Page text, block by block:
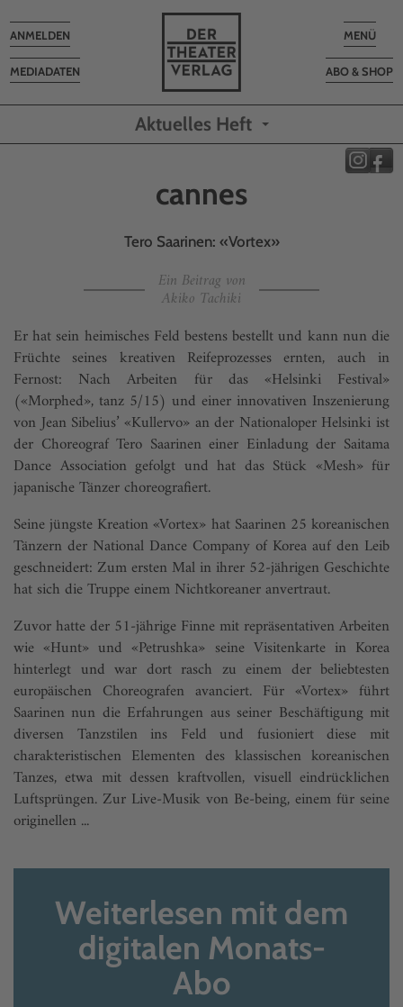
Toggle
MENÜ
ABO & SHOP
MEDIADATEN
Toggle
navigation
ANMELDEN
Aktuelles Heft
cannes
Tero Saarinen: «Vortex»
Ein Beitrag von
Akiko Tachiki
Er hat sein heimisches Feld bestens bestellt und kann nun die
Früchte seines kreativen Reifeprozesses ernten, auch in
Fernost: Nach Arbeiten für das «Helsinki Festival»
(«Morphed», tanz 5/15) und einer innovativen Inszenierung
von Jean Sibelius’ «Kullervo» an der Nationaloper Helsinki ist
der Choreograf Tero Saarinen einer Einladung der Saitama
Dance Association gefolgt und hat das Stück «Mesh» für
japanische Tänzer choreografiert.
Seine jüngste Kreation «Vortex» hat Saarinen 25 koreanischen
Tänzern der National Dance Company of Korea auf den Leib
geschneidert: Zum ersten Mal in ihrer 52-jährigen Geschichte
hat sich die Truppe einem Nichtkoreaner anvertraut.
Zuvor hatte der 51-jährige Finne mit repräsentativen Arbeiten
wie «Hunt» und «Petrushka» seine Visitenkarte in Korea
hinterlegt und war dort rasch zu einem der beliebtesten
europäischen Choreografen avanciert. Für «Vortex» führt
Saarinen nun die Erfahrungen aus seiner Beschäftigung mit
diversen Tanzstilen ins Feld und fusioniert diese mit
charakteristischen Elementen des klassischen koreanischen
Tanzes, etwa mit dessen kraftvollen, visuell eindrücklichen
Luftsprüngen. Zur Live-Musik von Be-being, einem für seine
originellen ...
Weiterlesen mit dem
digitalen Monats-
Abo